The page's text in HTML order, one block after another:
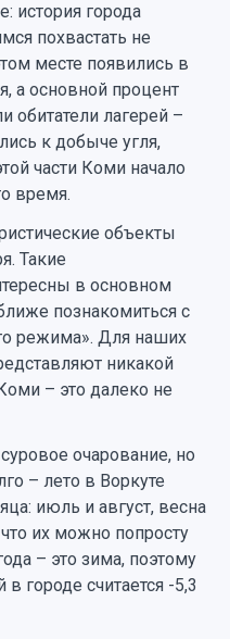
история города
похвастать не
месте появились в
а основной процент
обитатели лагерей –
к добыче угля,
части Коми начало
время.
объекты
Такие
в основном
познакомиться с
режима». Для наших
никакой
– это далеко не
очарование, но
– лето в Воркуте
июль и август, весна
их можно попросту
– это зима, поэтому
городе считается -5,3